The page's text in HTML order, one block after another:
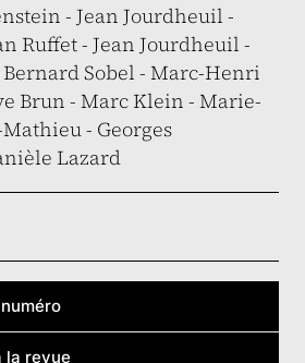
- Jean Jourdheuil -
Ruffet - Jean Jourdheuil -
Sobel - Marc-Henri
Brun - Marc Klein - Marie-
- Georges
Lazard
la revue